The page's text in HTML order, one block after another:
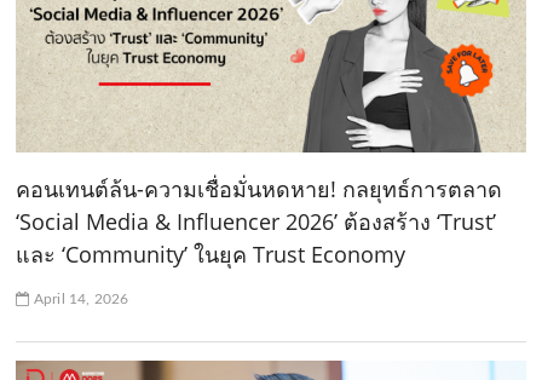
คอนเทนต์ล้น-ความเชื่อมั่นหดหาย! กลยุทธ์การตลาด
‘Social Media & Influencer 2026’ ต้องสร้าง ‘Trust’
และ ‘Community’ ในยุค Trust Economy
April 14, 2026